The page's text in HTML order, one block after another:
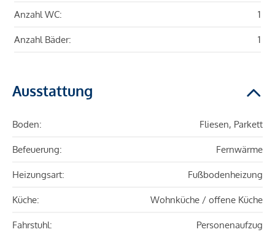
Anzahl WC: 1
Anzahl Bäder: 1
Ausstattung
Boden: Fliesen, Parkett
Befeuerung: Fernwärme
Heizungsart: Fußbodenheizung
Küche: Wohnküche / offene Küche
Fahrstuhl: Personenaufzug